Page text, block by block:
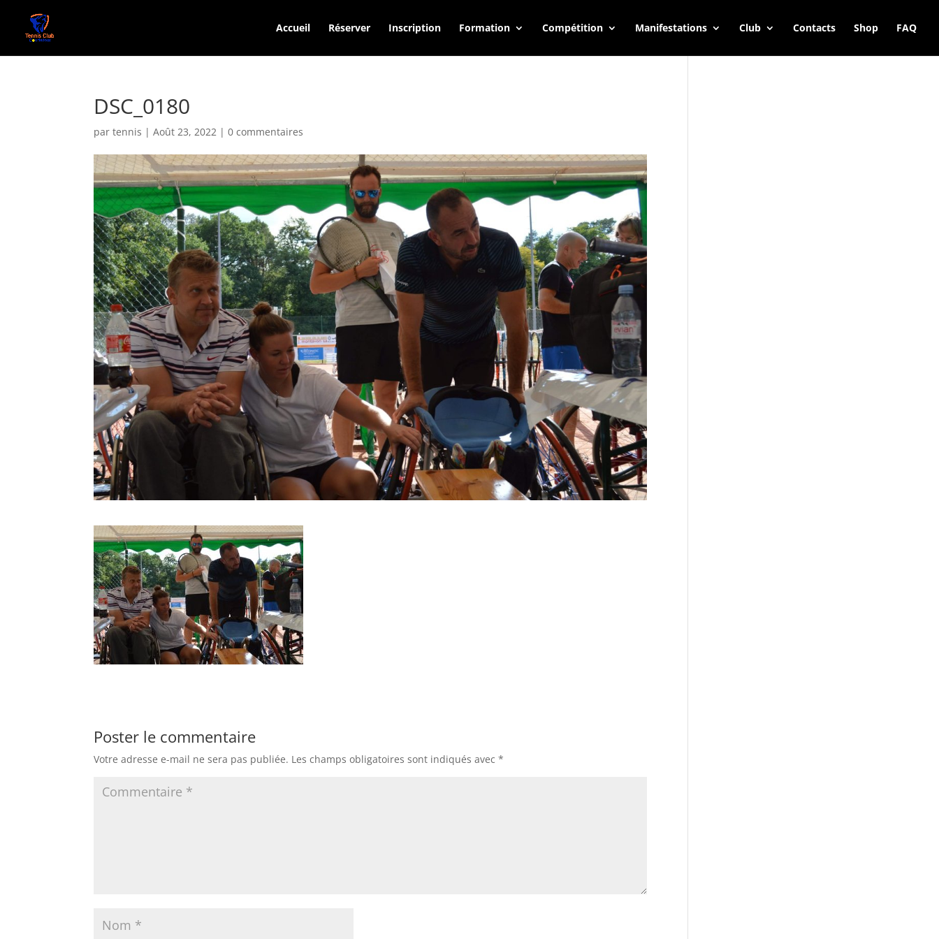
Accueil Réserver Inscription Formation Compétition Manifestations Club Contacts Shop FAQ
DSC_0180
partennis |Août 23, 2022 |0 commentaires
Poster le commentaire
Votre adresse e-mail ne sera pas publiée. Les champs obligatoires sont indiqués avec*